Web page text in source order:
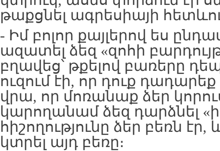
թաքցնել ագրեսիայի
- Իմ բոլոր քայլերով ես
ազատել ձեզ «զոհի
բղավեց՝ թքելով բառերը
ուզում էի, որ դուք դադարեք
վրա, որ մոռանաք ձեր
կարողանամ ձեզ դարձնել
հիշողությունը ձեր բեռն
կտրել այդ բեռը։